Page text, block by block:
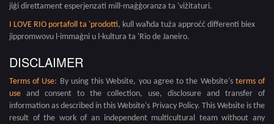
jiġi direttament esperjenzati mill-maġġoranza ta 'viżitaturi.
I LOVE RIO portafoll ta 'prodotti, kull waħda tuża approċċ differenti biex
jippromwovu l-immaġni u l-kultura ta 'Rio de Janeiro.
DISCLAIMER
Terms of Use: By using this Website, you agree to the Website's terms of
use and consent to the collection, use, disclosure and transfer of
information as described in this Website's Privacy Policy. This Website is the
result of the work of an independent multicultural team without any